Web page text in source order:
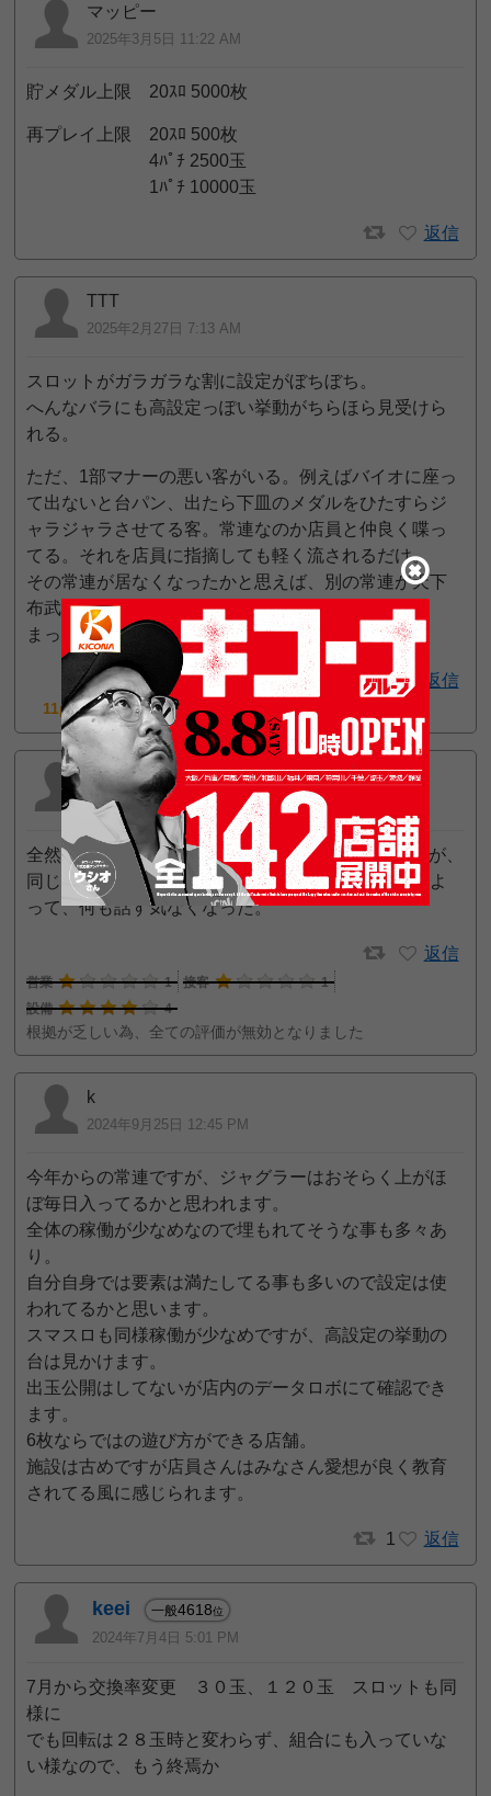
マッピー
2025年3月5日 11:22 AM
貯メダル上限 20ｽﾛ 5000枚
再プレイ上限 20ｽﾛ 500枚
4ﾊﾟﾁ 2500玉
1ﾊﾟﾁ 10000玉
返信
TTT
2025年2月27日 7:13 AM
スロットがガラガラな割に設定がぼちぼち。
へんなバラにも高設定っぽい挙動がちらほら見受けら
れる。
ただ、1部マナーの悪い客がいる。例えばバイオに座っ
て出ないと台パン、出たら下皿のメダルをひたすらジ
ャラジャラさせてる客。常連なのか店員と仲良く喋っ
てる。それを店員に指摘しても軽く流されるだけ。
その常連が居なくなったかと思えば、別の常連が天下
布武で強打、台パン…
まったり高設定っぽいゲッタマ打たせてくれよ…
2 返信
11pt GET!
メガネ
2025年2月8日 8:21 AM
全然回らん、新台当日1000円で7〜10数台確認したが、
同じ店員に聞いたらメガネは自分は回ると思いますよ
って、何も話す気なくなった。
返信
営業 1 接客
1
設備
4
根拠が乏しい為、全ての評価が無効となりました
k
2024年9月25日 12:45 PM
今年からの常連ですが、ジャグラーはおそらく上がほ
ぼ毎日入ってるかと思われます。
全体の稼働が少なめなので埋もれてそうな事も多々あ
り。
自分自身では要素は満たしてる事も多いので設定は使
われてるかと思います。
スマスロも同様稼働が少なめですが、高設定の挙動の
台は見かけます。
出玉公開はしてないが店内のデータロボにて確認でき
ます。
6枚ならではの遊び方ができる店舗。
施設は古めですが店員さんはみなさん愛想が良く教育
されてる風に感じられます。
1 返信
keei 一般4618位
2024年7月4日 5:01 PM
7月から交換率変更 ３０玉、１２０玉 スロットも同
様に
でも回転は２８玉時と変わらず、組合にも入っていな
い様なので、もう終焉か